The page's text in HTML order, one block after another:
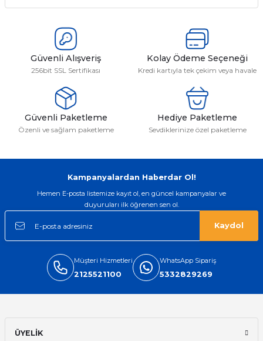
Güvenli Alışveriş
256bit SSL Sertifikası
Kolay Ödeme Seçeneği
Kredi kartıyla tek çekim veya havale
Güvenli Paketleme
Özenli ve sağlam paketleme
Hediye Paketleme
Sevdiklerinize özel paketleme
Kampanyalardan Haberdar Ol!
Hemen E-posta listemize kayıt ol, en güncel kampanyalar ve
duyuruları ilk öğrenen sen ol.
Kaydol
Müşteri Hizmetleri
2125521100
WhatsApp Sipariş
5332829269
ÜYELİK